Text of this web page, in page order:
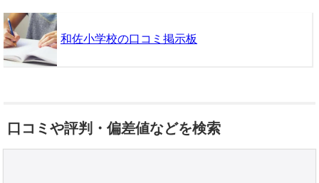
和佐小学校の口コミ掲示板
口コミや評判・偏差値などを検索